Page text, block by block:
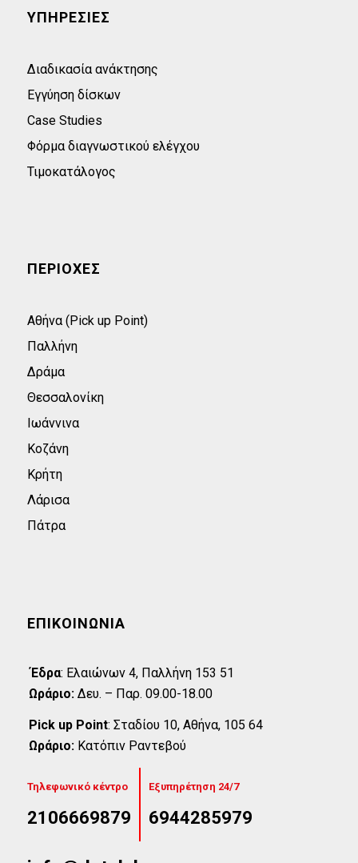
ΥΠΗΡΕΣΙΕΣ
Διαδικασία ανάκτησης
Εγγύηση δίσκων
Case Studies
Φόρμα διαγνωστικού ελέγχου
Τιμοκατάλογος
ΠΕΡΙΟΧΕΣ
Αθήνα (Pick up Point)
Παλλήνη
Δράμα
Θεσσαλονίκη
Ιωάννινα
Κοζάνη
Κρήτη
Λάρισα
Πάτρα
ΕΠΙΚΟΙΝΩΝΊΑ
Έδρα: Eλαιώνων 4, Παλλήνη 153 51
Ωράριο: Δευ. – Παρ. 09.00-18.00
Pick up Point: Σταδίου 10, Αθήνα, 105 64
Ωράριο: Κατόπιν Ραντεβού
Τηλεφωνικό κέντρο
2106669879
Εξυπηρέτηση 24/7
6944285979